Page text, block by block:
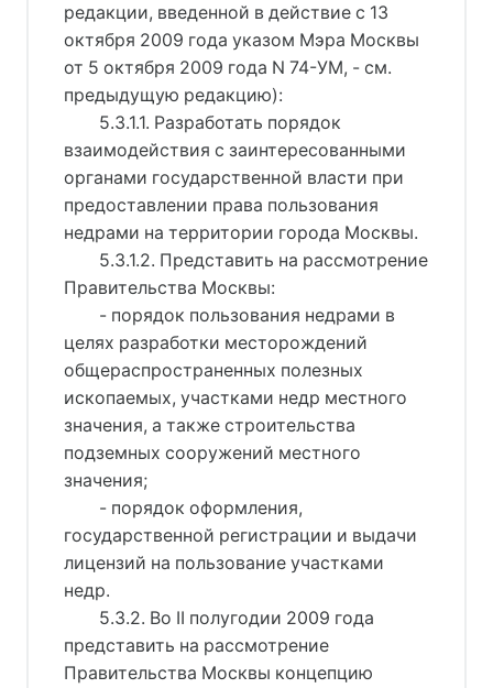
редакции, введенной в действие с 13
октября 2009 года указом Мэра Москвы
от 5 октября 2009 года N 74-УМ, - см.
предыдущую редакцию):
5.3.1.1. Разработать порядок
взаимодействия с заинтересованными
органами государственной власти при
предоставлении права пользования
недрами на территории города Москвы.
5.3.1.2. Представить на рассмотрение
Правительства Москвы:
- порядок пользования недрами в
целях разработки месторождений
общераспространенных полезных
ископаемых, участками недр местного
значения, а также строительства
подземных сооружений местного
значения;
- порядок оформления,
государственной регистрации и выдачи
лицензий на пользование участками
недр.
5.3.2. Во II полугодии 2009 года
представить на рассмотрение
Правительства Москвы концепцию